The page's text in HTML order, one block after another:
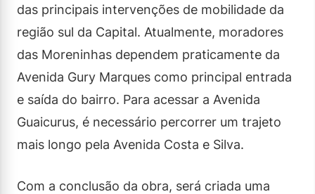
das principais intervenções de mobilidade da
região sul da Capital. Atualmente, moradores
das Moreninhas dependem praticamente da
Avenida Gury Marques como principal entrada
e saída do bairro. Para acessar a Avenida
Guaicurus, é necessário percorrer um trajeto
mais longo pela Avenida Costa e Silva.
Com a conclusão da obra, será criada uma